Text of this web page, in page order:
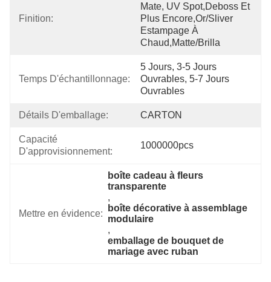
Finition:
Mate, UV Spot,Deboss Et
Plus Encore,Or/sliver
Estampage À
Chaud,matte/brilla
Temps D'échantillonnage:
5 Jours, 3-5 Jours
Ouvrables, 5-7 Jours
Ouvrables
Détails D'emballage: CARTON
Capacité
D'approvisionnement:
1000000pcs
Mettre en évidence:
boîte cadeau à fleurs
transparente
,
boîte décorative à assemblage
modulaire
,
emballage de bouquet de
mariage avec ruban